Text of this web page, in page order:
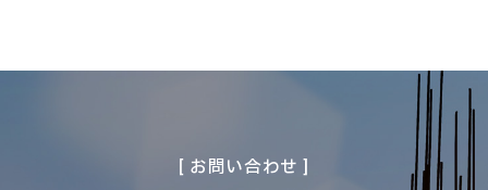
[ お問い合わせ ]